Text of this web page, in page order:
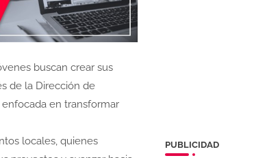
buscan crear sus
de la Dirección de
enfocada en transformar
locales, quienes
PUBLICIDAD